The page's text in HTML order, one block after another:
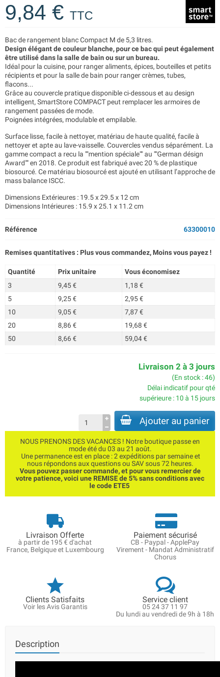
9,84 € TTC
Bac de rangement blanc Compact M de 5,3 litres.
Design élégant de couleur blanche, pour ce bac qui peut également
être utilisé dans la salle de bain ou sur un bureau.
Idéal pour la cuisine, pour ranger aliments, épices, bouteilles et petits
récipients et pour la salle de bain pour ranger crèmes, tubes,
flacons...
Grâce au couvercle pratique disponible ci-dessous et au design
intelligent, SmartStore COMPACT peut remplacer les armoires de
rangement passées de mode.
Poignées intégrées, modulable et empilable.
Surface lisse, facile à nettoyer, matériau de haute qualité, facile à
nettoyer et apte au lave-vaisselle. Couvercles vendus séparément. La
gamme compact a recu la ""mention spéciale"" au ""German désign
Award"" en 2018. Ce produit est fabriqué avec 20 % de plastique
biosourcé. Ce matériau biosourcé est ajouté en utilisant l’approche de
mass balance ISCC.
Dimensions Extérieures : 19.5 x 29.5 x 12 cm
Dimensions Intérieures : 15.9 x 25.1 x 11.2 cm
Référence 63300010
Remises quantitatives : Plus vous commandez, Moins vous payez !
Quantité Prix unitaire
Vous économisez
3
9,45 €
1,18 €
5
9,25 €
2,95 €
10
9,05 €
7,87 €
20
8,86 €
19,68 €
50
8,66 € 59,04 €
Livraison 2 à 3 jours
(En stock : 46)
Délai indicatif pour qté
supérieure : 10 à 15 jours
Ajouter au panier
NOUS PRENONS DES VACANCES ! Notre boutique passe en
mode été du 03 au 21 août.
Une permanence est en place : 2 expéditions par semaine et
nous répondons aux questions ou SAV sous 72 heures.
Vous pouvez passer commande, et pour vous remercier de
votre patience, voici une REMISE de 5% sans conditions avec
le code ETE5
Livraison Offerte
à partir de 195 € d'achat
France, Belgique et Luxembourg
Paiement sécurisé
CB - Paypal - ApplePay
Virement - Mandat Administratif
Chorus
Clients Satisfaits
Voir les Avis Garantis
Service client
05 24 37 11 97
Du lundi au vendredi de 9h à 18h
Description